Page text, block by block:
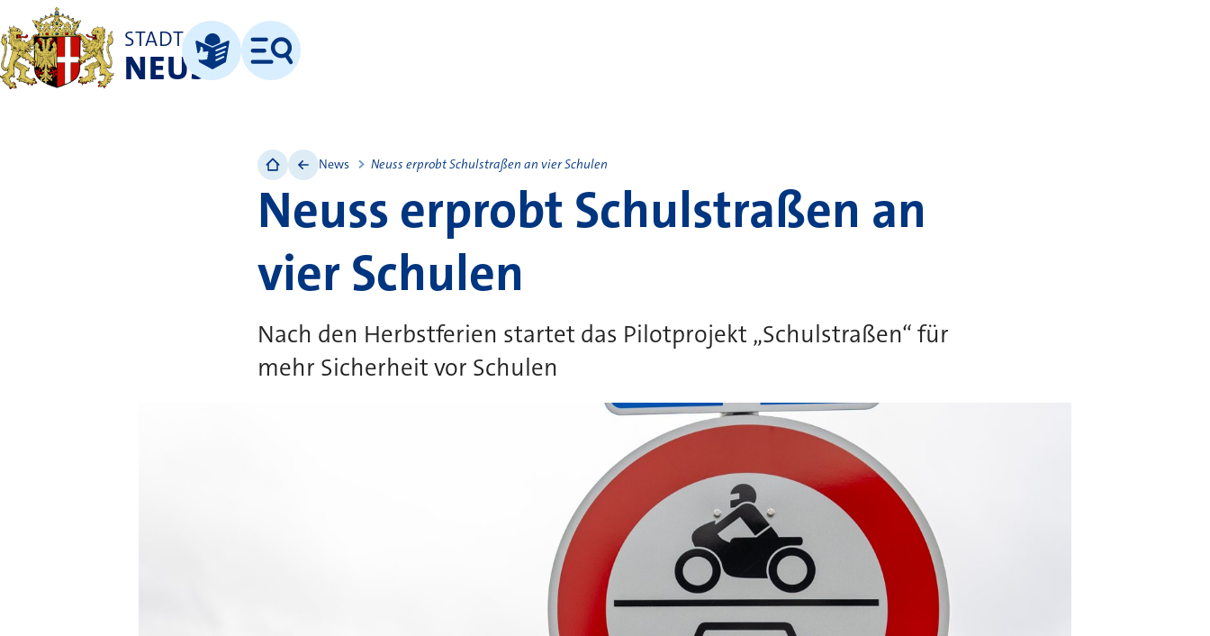
STADT
NEUSSLeichte Sprache
Menü
News Neuss erprobt Schulstraßen an vier Schulen
Neuss erprobt Schulstraßen an
vier Schulen
Nach den Herbstferien startet das Pilotprojekt „Schulstraßen“ für
mehr Sicherheit vor Schulen